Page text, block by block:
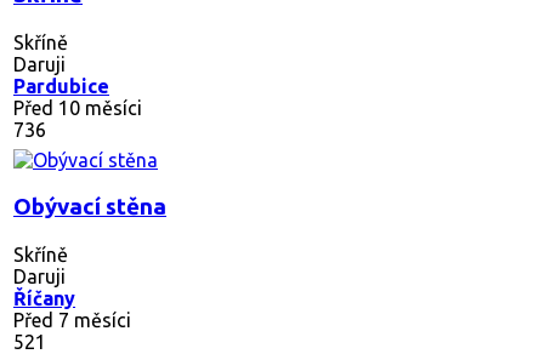
Skříně
Daruji
Pardubice
Před 10 měsíci
736
Obývací stěna
Skříně
Daruji
Říčany
Před 7 měsíci
521